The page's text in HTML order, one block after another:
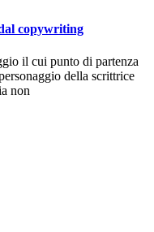
copywriting
il cui punto di partenza
della scrittrice
non